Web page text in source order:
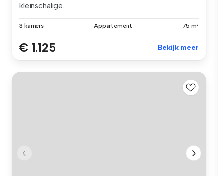
kleinschalige...
3 kamers Appartement 75 m²
€ 1.125 Bekijk meer